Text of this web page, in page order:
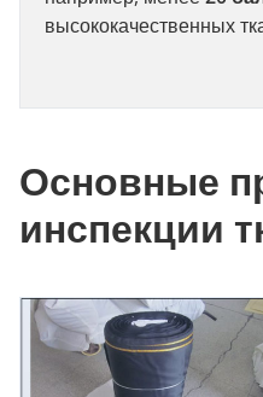
высококачественных
Основные
инспекции